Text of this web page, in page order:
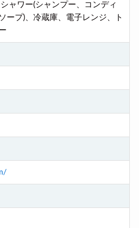
ャワー(シャンプー、コンディ
ープ)、冷蔵庫、電子レンジ、ト